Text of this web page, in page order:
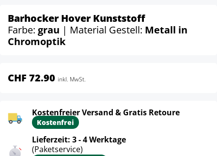
Barhocker Hover Kunststoff
Farbe: grau | Material Gestell: Metall in
Chromoptik
CHF 72.90 inkl. MwSt.
Kostenfreier Versand & Gratis Retoure
Kostenfrei
Lieferzeit: 3 - 4 Werktage
(Paketservice)